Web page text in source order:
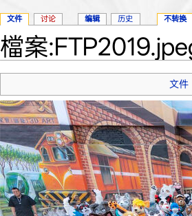
檔案
文件
文件 讨论 编辑 历史 不转换